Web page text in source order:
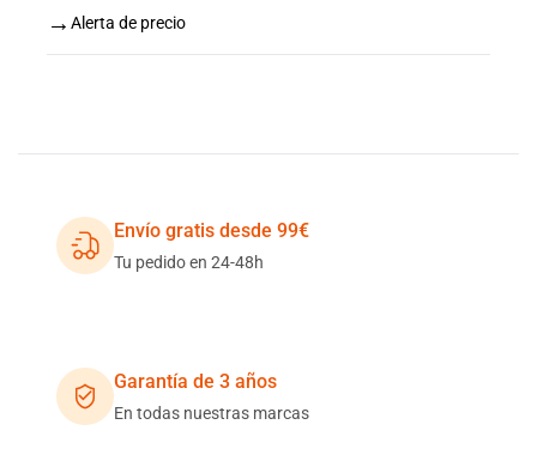
→ Alerta de precio
Envío gratis desde 99€
Tu pedido en 24-48h
Garantía de 3 años
En todas nuestras marcas